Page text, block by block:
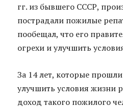
гг. из бывшего СССР,
пострадали пожилые
пообещал, что его
огрехи и улучшить
За 14 лет, которые
улучшить условия жизни
доход такого пожилого